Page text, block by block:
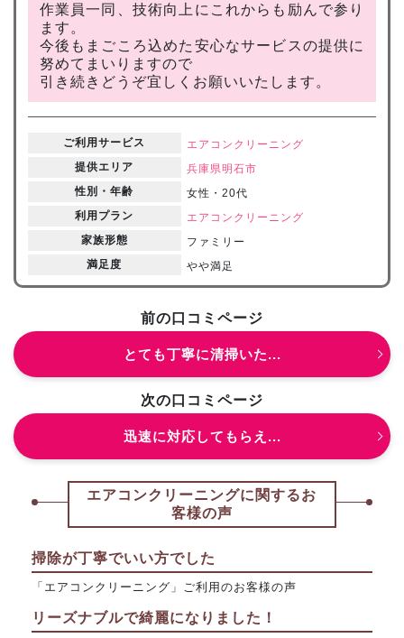
作業員一同、技術向上にこれからも励んで参り
ます。
今後もまごころ込めた安心なサービスの提供に
努めてまいりますので
引き続きどうぞ宜しくお願いいたします。
ご利用サービス
エアコンクリーニング
提供エリア
兵庫県明石市
性別・年齢
女性・20代
利用プラン
エアコンクリーニング
家族形態
ファミリー
満足度
やや満足
前の口コミページ
とても丁寧に清掃いた...
次の口コミページ
迅速に対応してもらえ...
エアコンクリーニングに関するお
客様の声
掃除が丁寧でいい方でした
「エアコンクリーニング」ご利用のお客様の声
リーズナブルで綺麗になりました！